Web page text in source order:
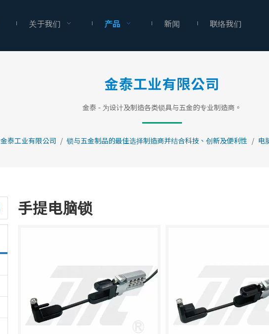
关于我们 产品 新闻 联络我们
金泰工业有限公司
金泰 - 为设计及制造各类锁具与五金的专业制造商。
金泰工业有限公司 / 锁与五金制品的最佳选择制造商并结合科技、创新及便利性 / 电
手提电脑锁